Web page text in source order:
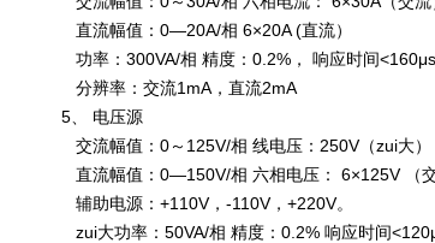
直流幅值：0—20A/相 6×20A (直流）
功率：300VA/相 精度：0.2%， 响应时间<160μs
分辨率：交流1mA，直流2mA
5、 电压源
交流幅值：0～125V/相 线电压：250V（zui大）
直流幅值：0—150V/相 六相电压： 6×125V （交
辅助电源：+110V，-110V，+220V。
zui大功率：50VA/相 精度：0.2% 响应时间